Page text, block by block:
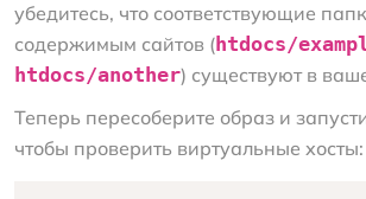
убедитесь, что соответствующие
содержимым сайтов (htdocs/
htdocs/another) существуют в
Теперь пересоберите образ и
чтобы проверить виртуальные хосты: